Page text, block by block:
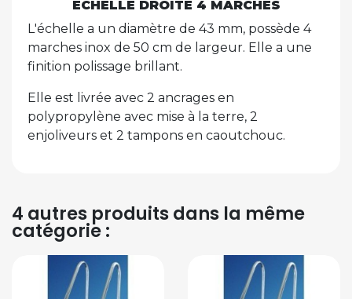
ECHELLE DROITE 4 MARCHES
L'échelle a un diamètre de 43 mm, possède 4
marches inox de 50 cm de largeur. Elle a une
finition polissage brillant.
Elle est livrée avec 2 ancrages en
polypropylène avec mise à la terre, 2
enjoliveurs et 2 tampons en caoutchouc.
4 autres produits dans la même
catégorie :